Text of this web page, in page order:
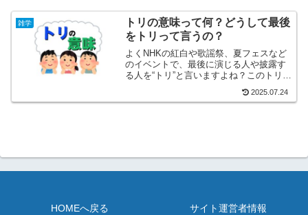
雑学
トリの意味って何？どうして最後
をトリって言うの？
よくNHKの紅白や歌謡祭、夏フェスなど
のイベントで、最後に演じる人や披露す
る人を“トリ”と言いますよね？このトリの
この意味に関しては、皆さんもよくご存
2025.07.24
HOMEへ戻る
サイト運営者情報